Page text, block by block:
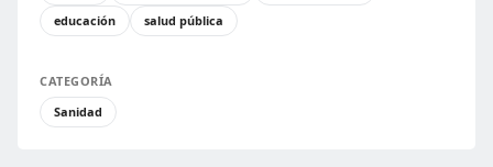
educación
salud pública
CATEGORÍA
Sanidad